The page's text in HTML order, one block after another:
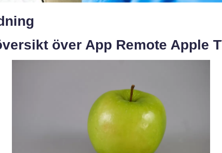
över App Remote Apple